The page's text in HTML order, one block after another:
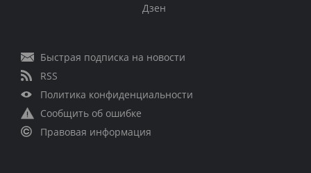
Дзен
Быстрая подписка на новости
RSS
Политика конфиденциальности
Сообщить об ошибке
Правовая информация